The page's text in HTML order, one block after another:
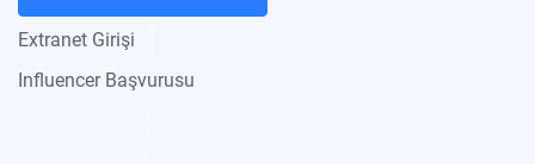
Extranet Girişi
Influencer Başvurusu